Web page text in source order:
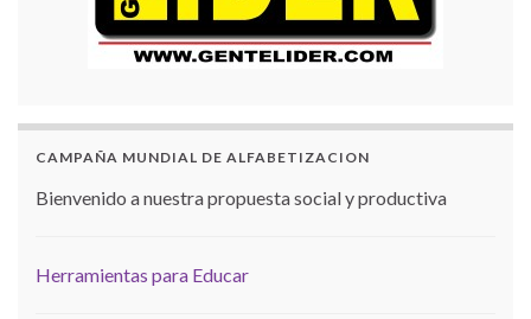
CAMPAÑA MUNDIAL DE ALFABETIZACION
Bienvenido a nuestra propuesta social y productiva
Herramientas para Educar